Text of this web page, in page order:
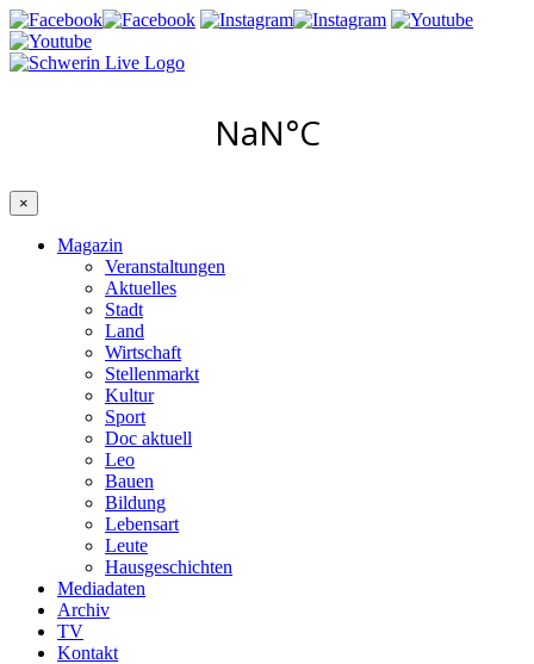
×
Magazin
Veranstaltungen
Aktuelles
Stadt
Land
Wirtschaft
Stellenmarkt
Kultur
Sport
Doc aktuell
Leo
Bauen
Bildung
Lebensart
Leute
Hausgeschichten
Mediadaten
Archiv
TV
Kontakt